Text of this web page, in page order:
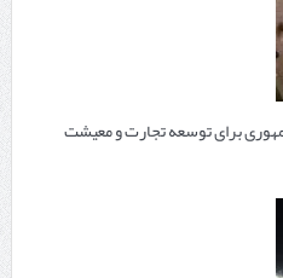
برای توسعه تجارت و معیشت